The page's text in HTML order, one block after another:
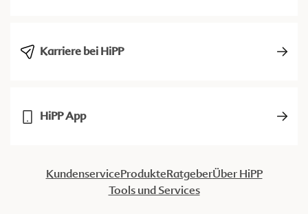
Karriere bei HiPP
HiPP App
KundenserviceProdukteRatgeberÜber HiPP
Tools und Services